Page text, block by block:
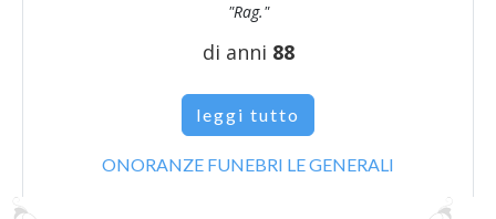
"Rag."
di anni 88
leggi tutto
ONORANZE FUNEBRI LE GENERALI